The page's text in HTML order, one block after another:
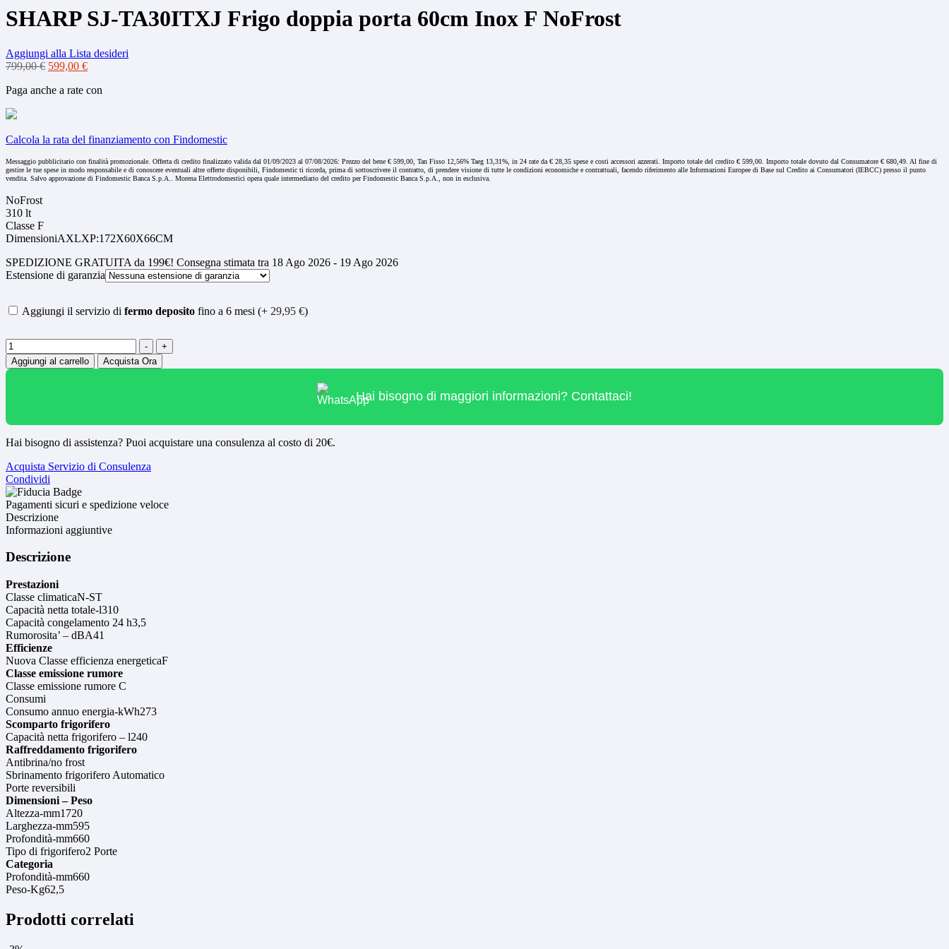
SHARP SJ-TA30ITXJ Frigo doppia porta 60cm Inox F NoFrost
Aggiungi alla Lista desideri
799,00€ Il
originale
599,00 €Il
attuale
Paga anche a rate con
Calcola la rata del finanziamento con Findomestic
Messaggio pubblicitario con finalità promozionale. Offerta di credito finalizzato valida dal 01/09/2023 al 07/08/2026: Prezzo del bene € 599,00, Tan Fisso 12,56% Taeg 13,31%, in 24 rate da € 28,35 spese e costi accessori azzerati. Importo totale del credito € 599,00. Importo totale dovuto dal Consumatore € 680,49. Al fine di
gestire le tue spese in modo responsabile e di conoscere eventuali altre offerte disponibili, Findomestic ti ricorda, prima di sottoscrivere il contratto, di prendere visione di tutte le condizioni economiche e contrattuali, facendo riferimento alle Informazioni Europee di Base sul Credito ai Consumatori (IEBCC) presso il punto
vendita. Salvo approvazione di Findomestic Banca S.p.A.. Morena Elettrodomestici opera quale intermediario del credito per Findomestic Banca S.p.A., non in esclusiva.
NoFrost
310 lt
Classe F
DimensioniAXLXP:172X60X66CM
SPEDIZIONE GRATUITA da 199€! Consegna stimata tra 18 Ago 2026 - 19 Ago 2026
Estensione di garanzia
Aggiungi il servizio di fermo deposito fino a 6 mesi (+ 29,95 €)
Quantità -
+
Aggiungi al carrello
Acquista Ora
Hai bisogno di maggiori informazioni? Contattaci!
Hai bisogno di assistenza? Puoi acquistare una consulenza al costo di 20€.
Acquista Servizio di Consulenza
Condividi
Pagamenti sicuri e spedizione veloce
Descrizione
Informazioni aggiuntive
Descrizione
Prestazioni
Classe climaticaN-ST
Capacità netta totale-l310
Capacità congelamento 24 h3,5
Rumorosita’ – dBA41
Efficienze
Nuova Classe efficienza energeticaF
Classe emissione rumore
Classe emissione rumore C
Consumi
Consumo annuo energia-kWh273
Scomparto frigorifero
Capacità netta frigorifero – l240
Raffreddamento frigorifero
Antibrina/no frost
Sbrinamento frigorifero Automatico
Porte reversibili
Dimensioni – Peso
Altezza-mm1720
Larghezza-mm595
Profondità-mm660
Tipo di frigorifero2 Porte
Categoria
Profondità-mm660
Peso-Kg62,5
Prodotti correlati